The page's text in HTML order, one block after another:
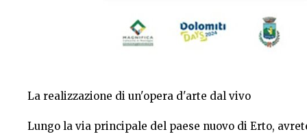
La realizzazione di un'opera d'arte dal vivo
Lungo la via principale del paese nuovo di Erto,